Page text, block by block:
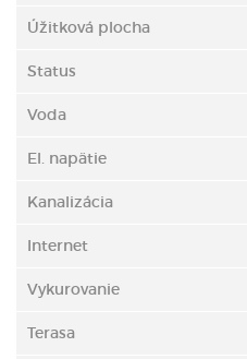
Úžitková plocha
Status
Voda
El. napätie
Kanalizácia
Internet
Vykurovanie
Terasa